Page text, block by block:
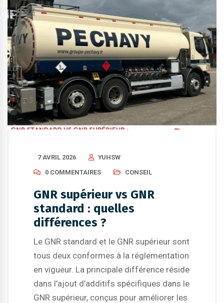
7 AVRIL 2026
YUHSW
0 COMMENTAIRES
CONSEIL
GNR supérieur vs GNR
standard : quelles
différences ?
Le GNR standard et le GNR supérieur sont
tous deux conformes à la réglementation
en vigueur. La principale différence réside
dans l’ajout d’additifs spécifiques dans le
GNR supérieur, conçus pour améliorer les